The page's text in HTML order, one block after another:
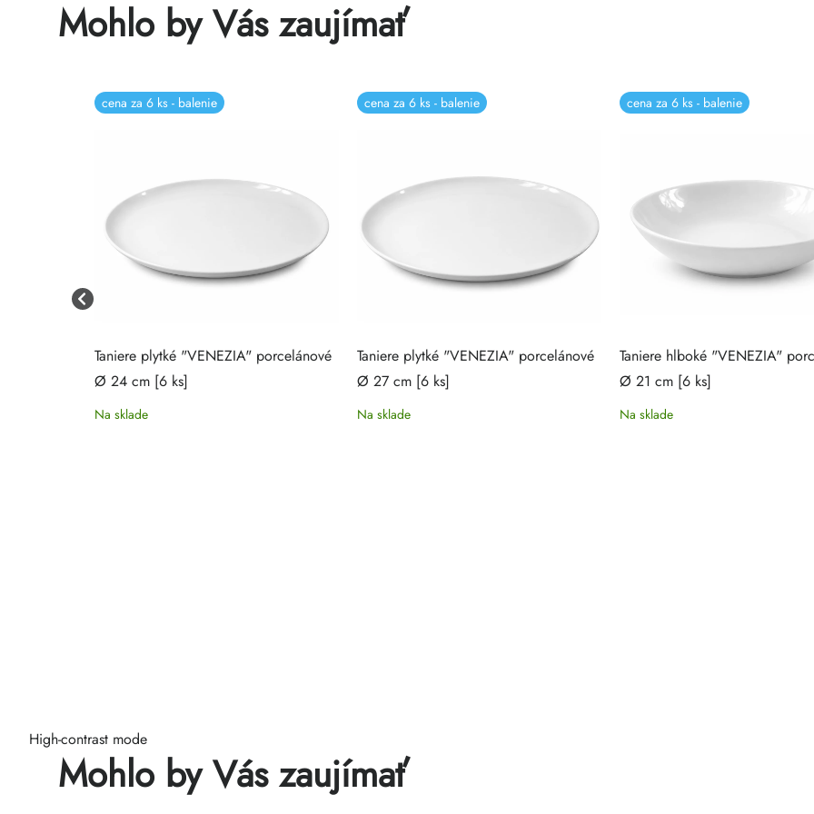
Mohlo by Vás zaujímať
cena za 6 ks - balenie
Taniere plytké "VENEZIA" porcelánové
Ø 24 cm [6 ks]
Na sklade
cena za 6 ks - balenie
Taniere plytké "VENEZIA" porcelánové
Ø 27 cm [6 ks]
Na sklade
cena za 6 ks - balenie
Taniere hlboké "VENEZIA"
Ø 21 cm [6 ks]
Na sklade
High-contrast mode
Mohlo by Vás zaujímať